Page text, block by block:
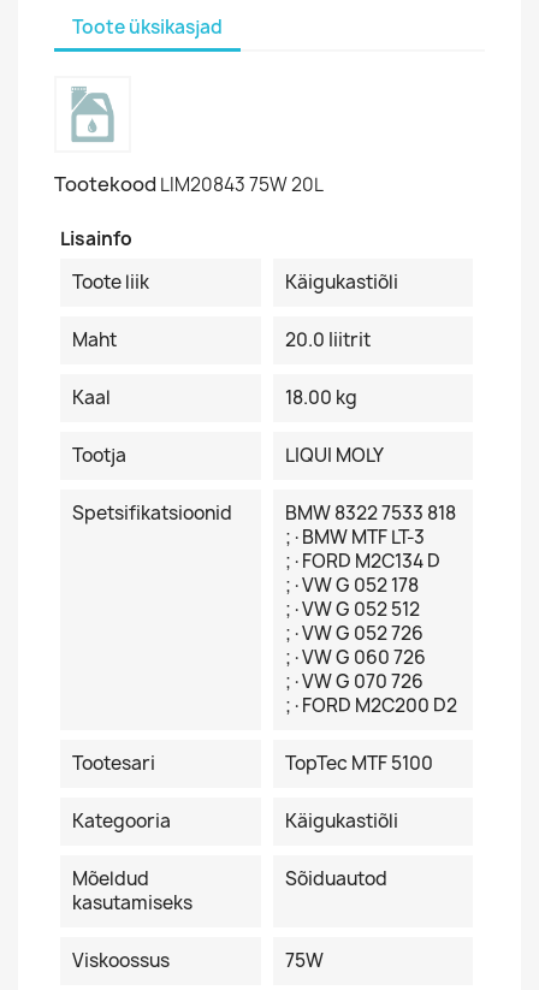
Toote üksikasjad
Tootekood LIM20843 75W 20L
Lisainfo
Toote liik
Käigukastiõli
Maht 20.0 Iiitrit
Kaal 18.00 kg
Tootja LIQUI MOLY
Spetsifikatsioonid
BMW 8322 7533 818
;·BMW MTF LT-3
;·FORD M2C134 D
;·VW G 052 178
;·VW G 052 512
;·VW G 052 726
;·VW G 060 726
;·VW G 070 726
;·FORD M2C200 D2
Tootesari TopTec MTF 5100
Kategooria Käigukastiõli
Mõeldud
kasutamiseks
Sõiduautod
Viskoossus 75W